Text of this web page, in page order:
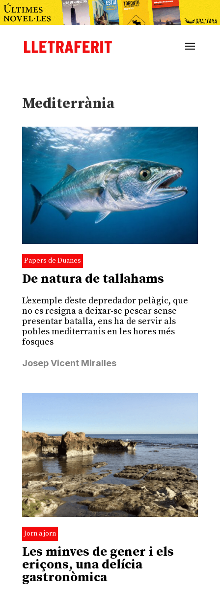
Mediterrània
Papers de Duanes
De natura de tallahams
L’exemple d’este depredador pelàgic, que
no es resigna a deixar-se pescar sense
presentar batalla, ens ha de servir als
pobles mediterranis en les hores més
fosques
Josep Vicent Miralles
Jorn a jorn
Les minves de gener i els
eriçons, una delícia
gastronòmica